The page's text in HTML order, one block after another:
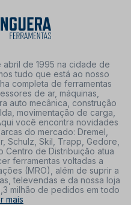
abril de 1995 na cidade de
tudo que está ao nosso
completa de ferramentas
de ar, máquinas,
auto mecânica, construção
movimentação de carga,
você encontra novidades
do mercado: Dremel,
Schulz, Skil, Trapp, Gedore,
Centro de Distribuição atua
ferramentas voltadas a
(MRO), além de suprir a
televendas e da nossa loja
milhão de pedidos em todo
mais